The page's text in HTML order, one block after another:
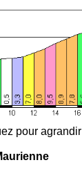
pour agrandir